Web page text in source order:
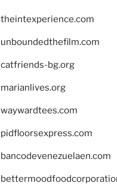
theintexperience.com
unboundedthefilm.com
catfriends-bg.org
marianlives.org
waywardtees.com
pidfloorsexpress.com
bancodevenezuelaen.com